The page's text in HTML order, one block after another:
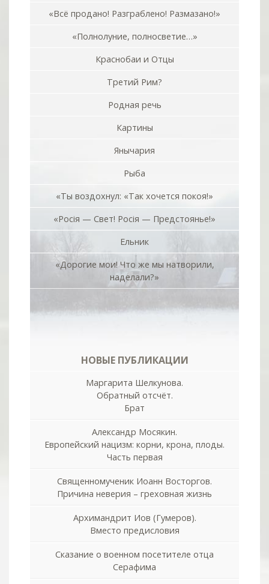
«Всё продано! Разграблено! Размазано!»
«Полнолуние, полносветие…»
Краснобаи и Отцы
Третий Рим?
Родная речь
Картины
Янычария
Рыба
«Ты воздохнул: «Так хочется покоя!»
«Росiя — Свет! Росiя — Предстоянье!»
Ельник
«Дорогие мои! Что же мы натворили,
наделали?»
НОВЫЕ ПУБЛИКАЦИИ
Маргарита Шелкунова.
Обратный отсчёт.
Брат
Александр Мосякин.
Европейский нацизм: корни, крона, плоды.
Часть первая
Священномученик Иоанн Восторгов.
Причина неверия – греховная жизнь
Архимандрит Иов (Гумеров).
Вместо предисловия
Сказание о военном посетителе отца
Серафима